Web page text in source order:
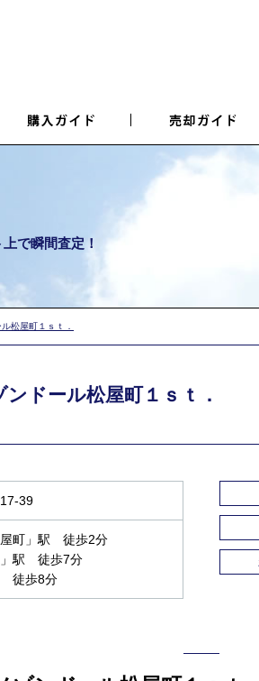
で瞬間査定！
松屋町１ｓｔ．
ンドール松屋町１ｓｔ．
39
町」駅 徒歩2分
駅 徒歩7分
徒歩8分